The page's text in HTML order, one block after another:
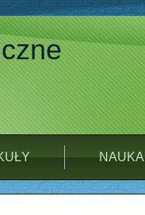
NAUKA